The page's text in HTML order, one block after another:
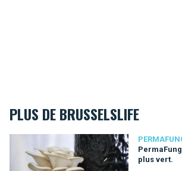
PLUS DE BRUSSELSLIFE
plus vert.
PermaFungi : pour un monde plus vert.